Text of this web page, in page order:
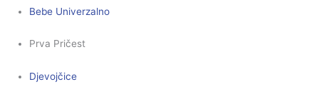
Bebe Univerzalno
Prva Pričest
Djevojčice